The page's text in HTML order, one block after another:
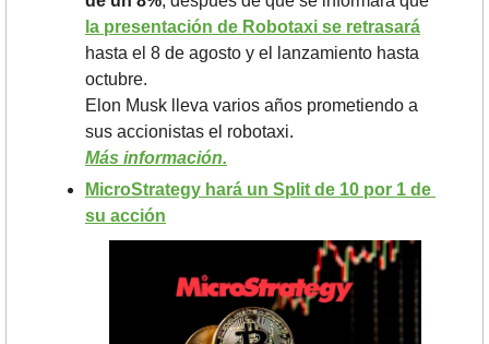
la presentación de Robotaxi se retrasará
hasta el 8 de agosto y el lanzamiento hasta
octubre.
Elon Musk lleva varios años prometiendo a
sus accionistas el robotaxi.
Más información.
MicroStrategy hará un Split de 10 por 1 de
su acción